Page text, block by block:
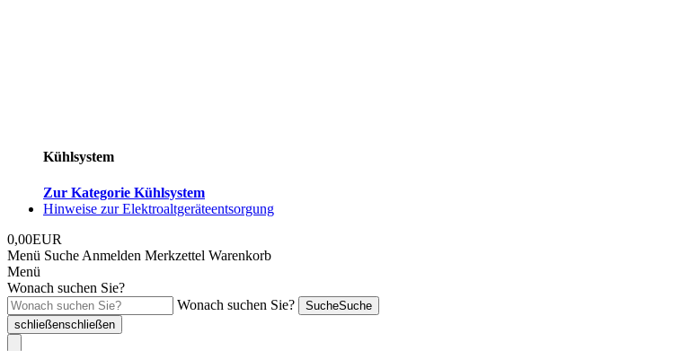
Kühlsystem
Zur Kategorie Kühlsystem
Hinweise zur Elektroaltgeräteentsorgung
0,00EUR
Menü Suche Anmelden Merkzettel Warenkorb
Menü
Wonach suchen Sie?
Wonach suchen Sie?
SucheSuche
schließenschließen